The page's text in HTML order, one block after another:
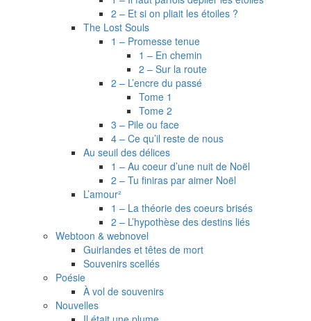
2 – Et si on pliait les étoiles ?
The Lost Souls
1 – Promesse tenue
1 – En chemin
2 – Sur la route
2 – L’encre du passé
Tome 1
Tome 2
3 – Pile ou face
4 – Ce qu’il reste de nous
Au seuil des délices
1 – Au coeur d’une nuit de Noël
2 – Tu finiras par aimer Noël
L’amour²
1 – La théorie des coeurs brisés
2 – L’hypothèse des destins liés
Webtoon & webnovel
Guirlandes et têtes de mort
Souvenirs scellés
Poésie
À vol de souvenirs
Nouvelles